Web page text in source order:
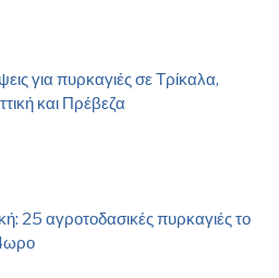
για πυρκαγιές σε Τρίκαλα,
και Πρέβεζα
25 αγροτοδασικές πυρκαγιές το